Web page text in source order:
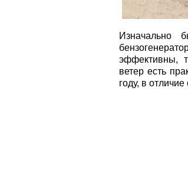
Изначально
эффективны,
ветер есть
году, в